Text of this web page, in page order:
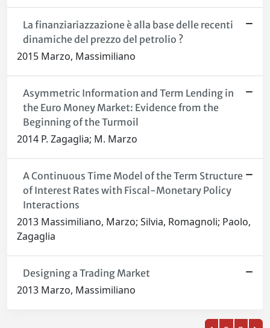
La finanziariazzazione è alla base delle recenti
dinamiche del prezzo del petrolio ?
2015 Marzo, Massimiliano
Asymmetric Information and Term Lending in
the Euro Money Market: Evidence from the
Beginning of the Turmoil
2014 P. Zagaglia; M. Marzo
A Continuous Time Model of the Term Structure
of Interest Rates with Fiscal-Monetary Policy
Interactions
2013 Massimiliano, Marzo; Silvia, Romagnoli; Paolo,
Zagaglia
Designing a Trading Market
2013 Marzo, Massimiliano